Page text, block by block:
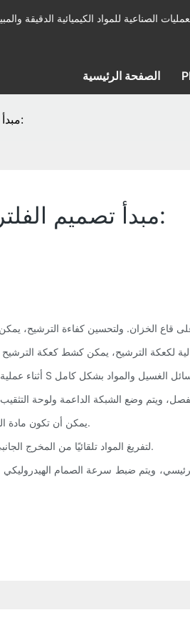
الصناعية للمواد الكيميائية الدقيقة
الصفحة الرئيسية
مبدأ تصميم الفلتر والغسيل المزدوج هو كما يلي:
مبدأ تصميم الفلتر والغسيل المزدوج هو كما يلي:
7. يمكن أن تكون مادة الترشيح عبارة عن قماش ترشيح أو نسيج غير منسوج أو شبكة متلبدة.
8. يتم التفريغ من خلال الدفع العكسي للمجداف على شكل حرف S لتفريغ المواد تلقائيًا من المخرج الجانبي.